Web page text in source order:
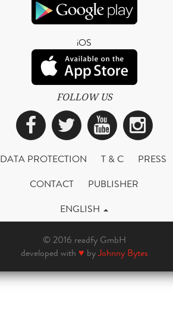
iOS
FOLLOW US
Facebook
Twitter
DATA PROTECTION T & C
PRESS
CONTACT
PUBLISHER
ENGLISH
© 2016 readfy GmbH
developed with ♥ byJohnny Bytes